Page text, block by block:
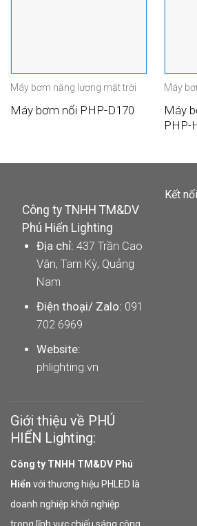
Máy bơm năng lượng mặt trời
Máy bơm nổi PHP-D170
Máy
Máy
PHP-
Công ty TNHH TM&DV
Phú Hiển Lighting
Địa chỉ: 437 Trần Cao
Vân, Tam Kỳ, Quảng
Nam
Điện thoại/ Zalo: 091
702 6969
Website:
phlighting.vn
Giới thiệu về PHÚ
HIỂN Lighting:
Công ty TNHH TM&DV Phú
Hiển với thương hiệu PHLED là
doanh nghiệp khởi nghiệp
Kết